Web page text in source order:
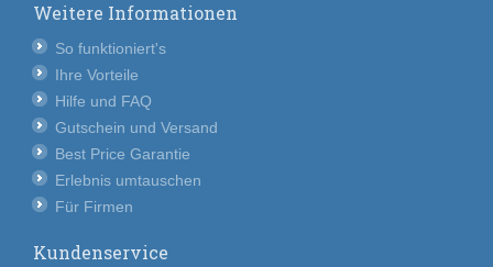
Weitere Informationen
So funktioniert's
Ihre Vorteile
Hilfe und FAQ
Gutschein und Versand
Best Price Garantie
Erlebnis umtauschen
Für Firmen
Kundenservice